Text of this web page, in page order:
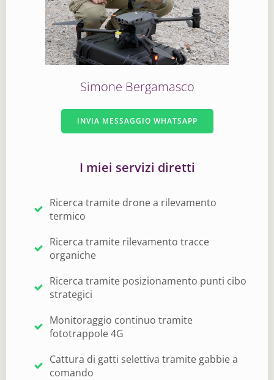
Simone Bergamasco
INVIA MESSAGGIO WHATSAPP
I miei servizi diretti
Ricerca tramite drone a rilevamento
termico
Ricerca tramite rilevamento tracce
organiche
Ricerca tramite posizionamento punti cibo
strategici
Monitoraggio continuo tramite
fototrappole 4G
Cattura di gatti selettiva tramite gabbie a
comando